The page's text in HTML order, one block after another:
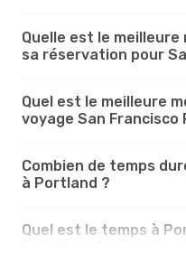
Quelle est le
sa réservation pour
Quel est le meilleure
voyage San Francisco
Combien de temps
à Portland ?
Quel est le temps à